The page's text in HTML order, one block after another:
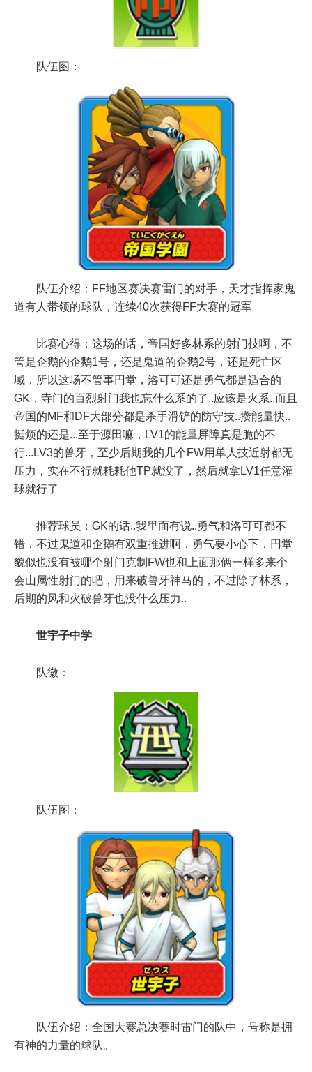
队伍图：
队伍介绍：FF地区赛决赛雷门的对手，天才指挥家鬼
道有人带领的球队，连续40次获得FF大赛的冠军
比赛心得：这场的话，帝国好多林系的射门技啊，不
管是企鹅的企鹅1号，还是鬼道的企鹅2号，还是死亡区
域，所以这场不管事円堂，洛可可还是勇气都是适合的
GK，寺门的百烈射门我也忘什么系的了..应该是火系..而且
帝国的MF和DF大部分都是杀手滑铲的防守技..攒能量快..
挺烦的还是...至于源田嘛，LV1的能量屏障真是脆的不
行...LV3的兽牙，至少后期我的几个FW用单人技近射都无
压力，实在不行就耗耗他TP就没了，然后就拿LV1任意灌
球就行了
推荐球员：GK的话..我里面有说..勇气和洛可可都不
错，不过鬼道和企鹅有双重推进啊，勇气要小心下，円堂
貌似也没有被哪个射门克制FW也和上面那俩一样多来个
会山属性射门的吧，用来破兽牙神马的，不过除了林系，
后期的风和火破兽牙也没什么压力..
世宇子中学
队徽：
队伍图：
队伍介绍：全国大赛总决赛时雷门的队中，号称是拥
有神的力量的球队。